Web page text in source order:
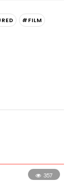
#FILM
357